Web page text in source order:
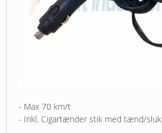
- Max 70 km/t
- Inkl. Cigartænder stik med tænd/sluk